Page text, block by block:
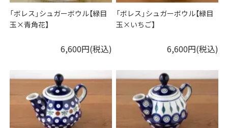
「ボレス」シュガーボウル【緑目
玉×青角花】
6,600円(税込)
「ボレス」シュガーボウル【緑目
玉×いちご】
6,600円(税込)